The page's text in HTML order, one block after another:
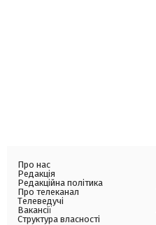
Про нас
Редакція
Редакційна політика
Про телеканал
Телеведучі
Вакансії
Структура власності